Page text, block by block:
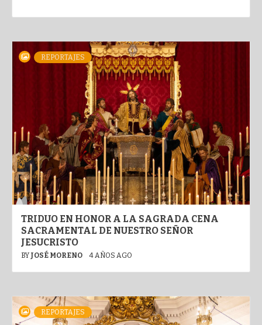
REPORTAJES
TRIDUO EN HONOR A LA SAGRADA CENA
SACRAMENTAL DE NUESTRO SEÑOR
JESUCRISTO
BY JOSÉ MORENO 4 AÑOS AGO
REPORTAJES